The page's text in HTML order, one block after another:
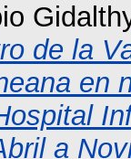
de la
en
a